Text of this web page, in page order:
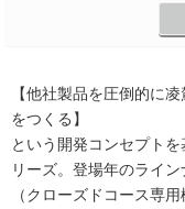
【他社製品を圧倒的に
をつくる】
という開発コンセプト
リーズ。登場年のライ
（クローズドコース専